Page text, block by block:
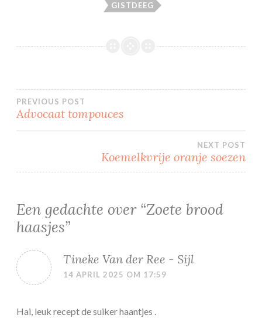
GISTDEEG
Bericht
PREVIOUS POST
Advocaat tompouces
NEXT POST
Koemelkvrije oranje soezen
Een gedachte over “Zoete brood
haasjes”
Tineke Van der Ree - Sijl
14 APRIL 2025 OM 17:59
Hai, leuk recept de suiker haantjes .